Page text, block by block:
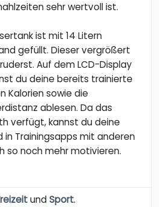
sehr wertvoll ist.
ist mit 14 Litern
gefüllt. Dieser vergrößert
Auf dem LCD-Display
du deine bereits trainierte
Kalorien sowie die
ablesen. Da das
verfügt, kannst du deine
in Trainingsapps mit anderen
so noch mehr motivieren.
undSport.